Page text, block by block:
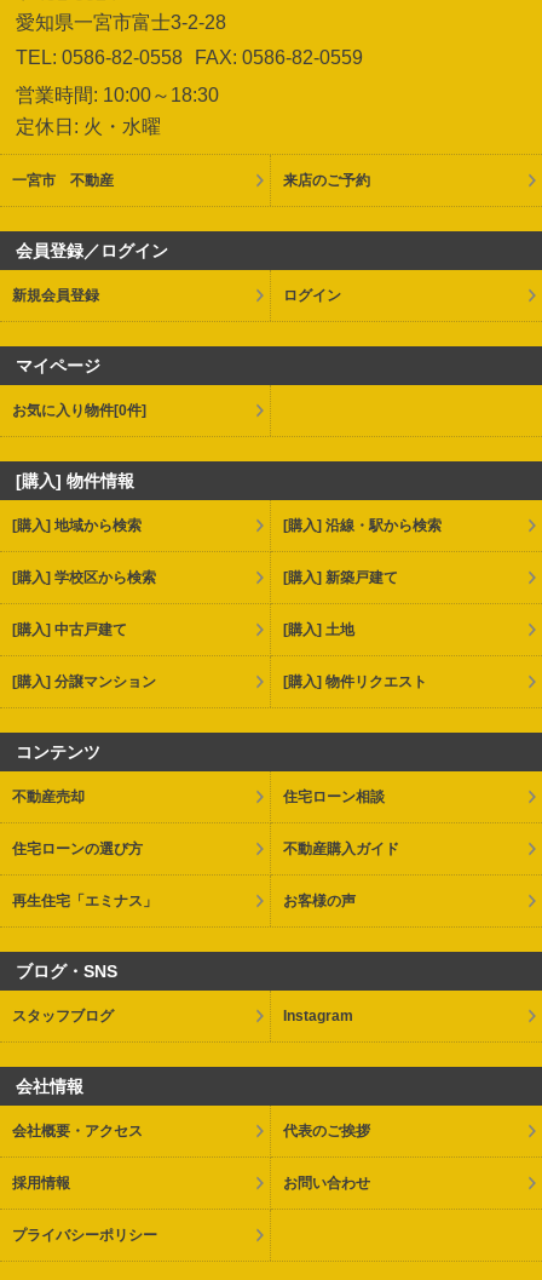
愛知県一宮市富士3-2-28
TEL: 0586-82-0558
FAX: 0586-82-0559
営業時間: 10:00～18:30
定休日: 火・水曜
一宮市 不動産 来店のご予約
会員登録／ログイン
新規会員登録 ログイン
マイページ
お気に入り物件[0件]
[購入] 物件情報
[購入] 地域から検索 [購入] 沿線・駅から検索
[購入] 学校区から検索 [購入] 新築戸建て
[購入] 中古戸建て [購入] 土地
[購入] 分譲マンション [購入] 物件リクエスト
コンテンツ
不動産売却 住宅ローン相談
住宅ローンの選び方 不動産購入ガイド
再生住宅「エミナス」 お客様の声
ブログ・SNS
スタッフブログ Instagram
会社情報
会社概要・アクセス 代表のご挨拶
採用情報 お問い合わせ
プライバシーポリシー